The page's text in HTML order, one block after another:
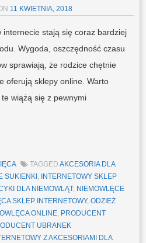
11 KWIETNIA, 2018
stają się coraz bardziej
Wygoda, oszczędność czasu
sprawiają, że rodzice chętnie
oferują sklepy online. Warto
wiążą się z pewnymi
TAGGED AKCESORIA DLA
SUKIENKI ,
INTERNETOWY SKLEP
DLA NIEMOWLĄT, NIEMOWLĘCE
SKLEP INTERNETOWY, ODZIEŻ
ONLINE, PRODUCENT
UBRANEK
Z AKCESORIAMI DLA